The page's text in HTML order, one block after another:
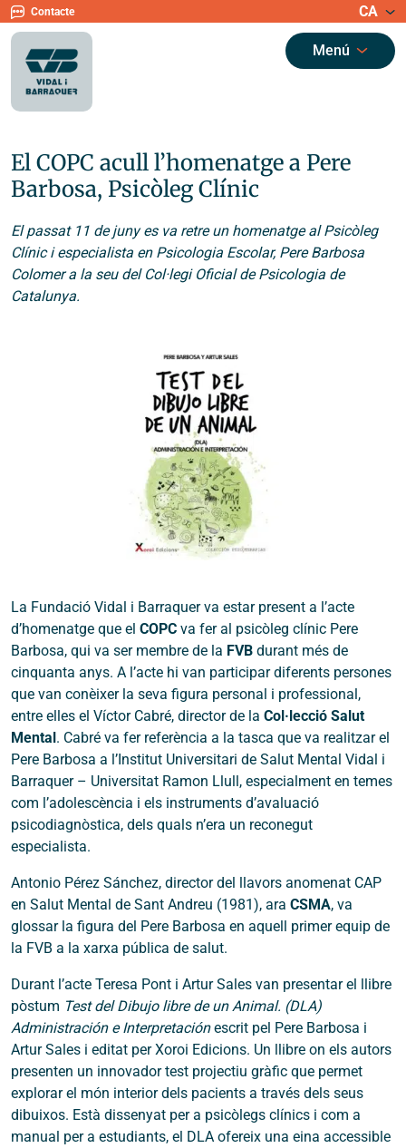
Contacte CA
Menú
El COPC acull l’homenatge a Pere
Barbosa, Psicòleg Clínic
El passat 11 de juny es va retre un homenatge al Psicòleg
Clínic i especialista en Psicologia Escolar, Pere Barbosa
Colomer a la seu del Col·legi Oficial de Psicologia de
Catalunya.
La Fundació Vidal i Barraquer va estar present a l’acte
d’homenatge que el COPC va fer al psicòleg clínic Pere
Barbosa, qui va ser membre de la FVB durant més de
cinquanta anys. A l’acte hi van participar diferents persones
que van conèixer la seva figura personal i professional,
entre elles el Víctor Cabré, director de la Col·lecció Salut
Mental. Cabré va fer referència a la tasca que va realitzar el
Pere Barbosa a l’Institut Universitari de Salut Mental Vidal i
Barraquer – Universitat Ramon Llull, especialment en temes
com l’adolescència i els instruments d’avaluació
psicodiagnòstica, dels quals n’era un reconegut
especialista.
Antonio Pérez Sánchez, director del llavors anomenat CAP
en Salut Mental de Sant Andreu (1981), ara CSMA, va
glossar la figura del Pere Barbosa en aquell primer equip de
la FVB a la xarxa pública de salut.
Durant l’acte Teresa Pont i Artur Sales van presentar el llibre
pòstum Test del Dibujo libre de un Animal. (DLA)
Administración e Interpretaciónescrit pel Pere Barbosa i
Artur Sales i editat per Xoroi Edicions. Un llibre on els autors
presenten un innovador test projectiu gràfic que permet
explorar el món interior dels pacients a través dels seus
dibuixos. Està dissenyat per a psicòlegs clínics i com a
manual per a estudiants, el DLA ofereix una eina accessible